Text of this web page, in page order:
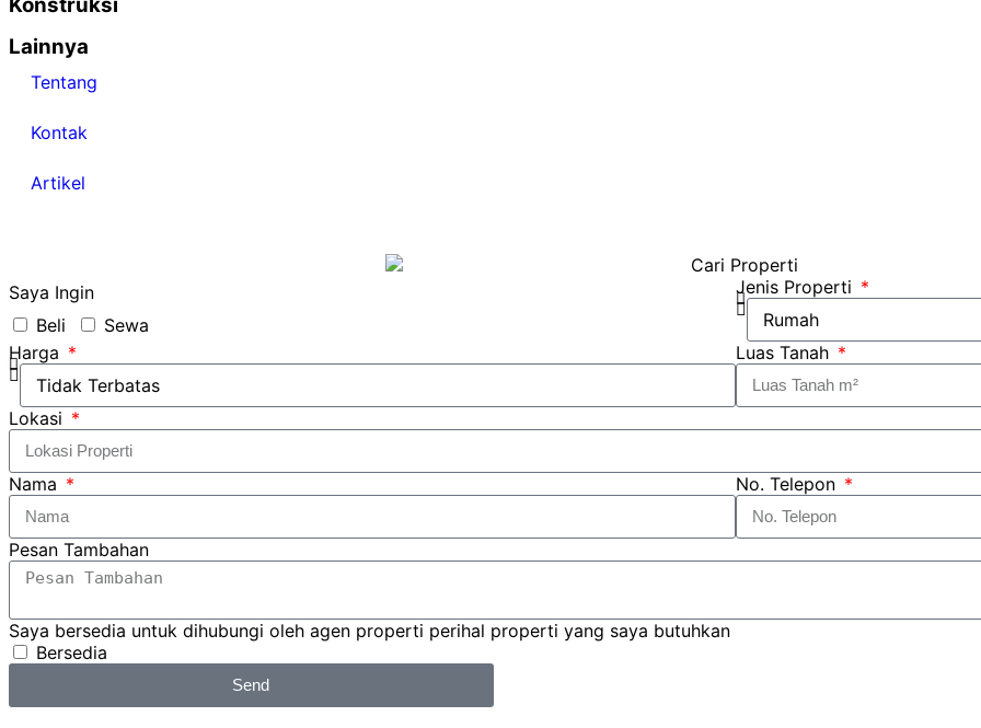
Konstruksi
Lainnya
Tentang
Kontak
Artikel
Saya Ingin
Beli
Sewa
Jenis Properti
Harga Luas Tanah
Lokasi
Nama No. Telepon
Pesan Tambahan
Saya bersedia untuk dihubungi oleh agen properti perihal properti yang saya butuhkan
Bersedia
Send